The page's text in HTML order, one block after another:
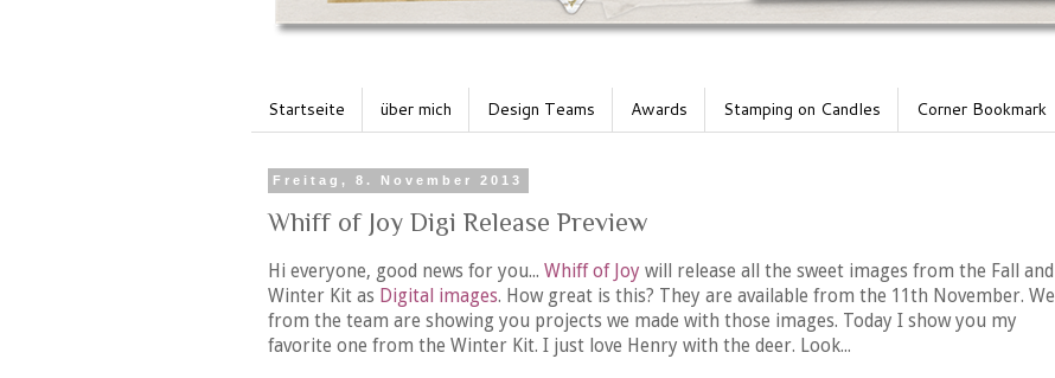
Startseite über mich Design Teams Awards Stamping on Candles Corner Bookmark
Freitag, 8. November 2013
Whiff of Joy Digi Release Preview
Hi everyone, good news for you... Whiff of Joy will release all the sweet images from the Fall and
Winter Kit as Digital images. How great is this? They are available from the 11th November. We
from the team are showing you projects we made with those images. Today I show you my
favorite one from the Winter Kit. I just love Henry with the deer. Look...